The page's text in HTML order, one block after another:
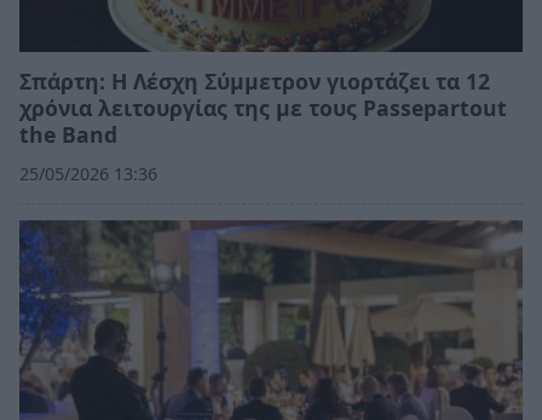
Σπάρτη: Η Λέσχη Σύμμετρον γιορτάζει τα 12
χρόνια λειτουργίας της με τους Passepartout
the Band
25/05/2026 13:36